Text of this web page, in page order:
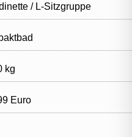
/ L‑Sitzgruppe
kg
Euro